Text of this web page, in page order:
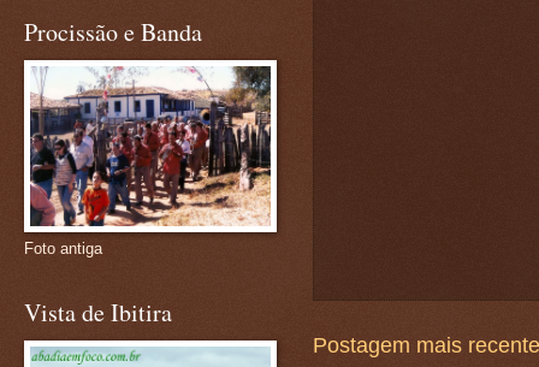
Postagem mais recente
Procissão e Banda
Foto antiga
Vista de Ibitira